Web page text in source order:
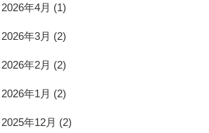
2026年4月 (1)
2026年3月 (2)
2026年2月 (2)
2026年1月 (2)
2025年12月 (2)